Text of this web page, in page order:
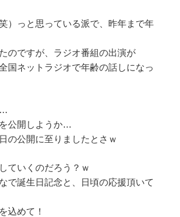
）っと思っている派で、昨年まで年
のですが、ラジオ番組の出演が
国ネットラジオで年齢の話しになっ
公開しようか…
の公開に至りましたとさｗ
ていくのだろう？ｗ
で誕生日記念と、日頃の応援頂いて
込めて！